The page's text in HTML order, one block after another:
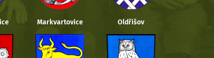
Markvartovice Oldřišov